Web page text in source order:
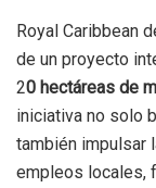
Royal Caribbean
de un proyecto
20 hectáreas de
iniciativa no solo
también impulsar
empleos locales,